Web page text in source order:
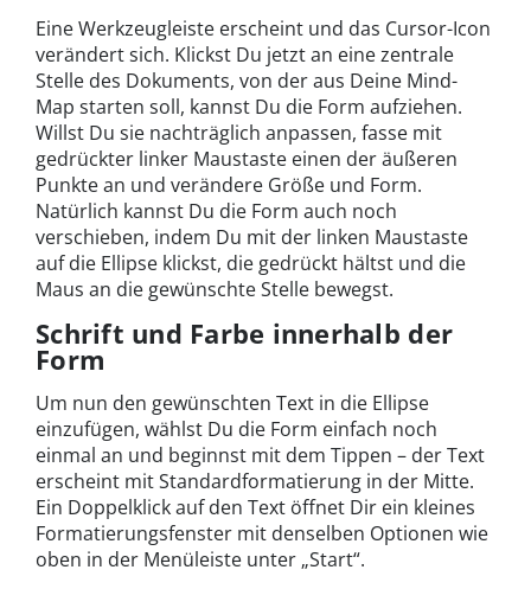
Eine Werkzeugleiste erscheint und das Cursor-Icon
verändert sich. Klickst Du jetzt an eine zentrale
Stelle des Dokuments, von der aus Deine Mind-
Map starten soll, kannst Du die Form aufziehen.
Willst Du sie nachträglich anpassen, fasse mit
gedrückter linker Maustaste einen der äußeren
Punkte an und verändere Größe und Form.
Natürlich kannst Du die Form auch noch
verschieben, indem Du mit der linken Maustaste
auf die Ellipse klickst, die gedrückt hältst und die
Maus an die gewünschte Stelle bewegst.
Schrift und Farbe innerhalb der
Form
Um nun den gewünschten Text in die Ellipse
einzufügen, wählst Du die Form einfach noch
einmal an und beginnst mit dem Tippen – der Text
erscheint mit Standardformatierung in der Mitte.
Ein Doppelklick auf den Text öffnet Dir ein kleines
Formatierungsfenster mit denselben Optionen wie
oben in der Menüleiste unter „Start“.